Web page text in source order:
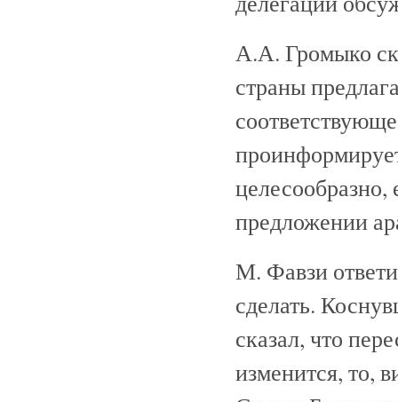
А.А. Громыко
страны
предложении
М. Фавзи
сделать.
сказал, что
изменится, то,